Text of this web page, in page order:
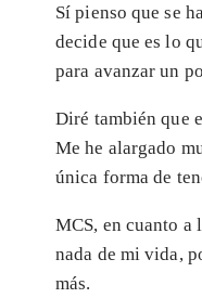
Sí pienso que se
decide que es lo
para avanzar un
Diré también que
Me he alargado
única forma de
MCS, en cuanto a
nada de mi vida,
más.